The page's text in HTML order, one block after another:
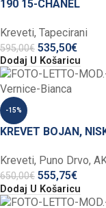
190 15-CHANEL
Kreveti, Tapecirani
595,00€ 535,50€
Dodaj U Košaricu
-15%
KREVET BOJAN,
Kreveti, Puno Drvo,
650,00€ 555,75€
Dodaj U Košaricu